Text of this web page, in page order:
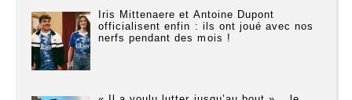
Iris Mittenaere et Antoine Dupont
officialisent enfin : ils ont joué avec nos
nerfs pendant des mois !